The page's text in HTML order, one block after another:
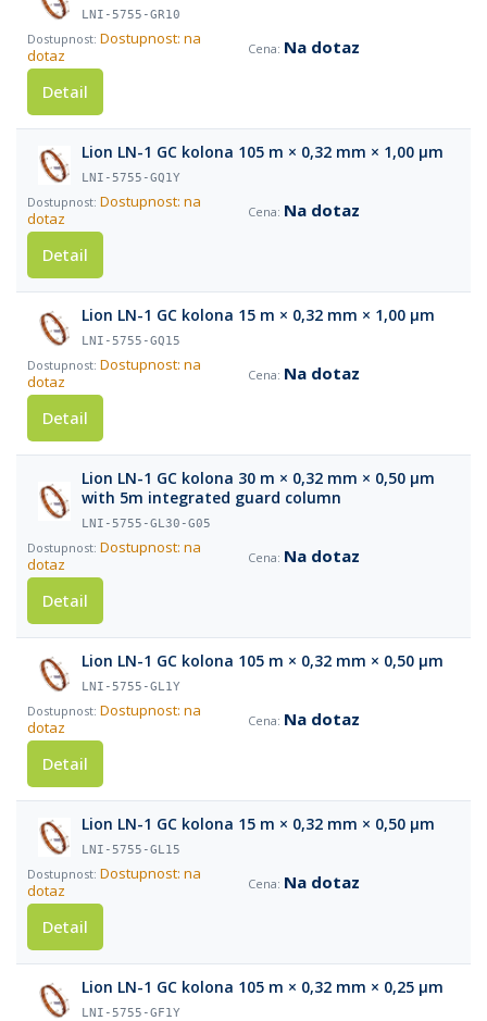
LNI-5755-GR10
Dostupnost: na
dotaz
Na dotaz
Detail
Lion LN-1 GC kolona 105 m × 0,32 mm × 1,00 µm
LNI-5755-GQ1Y
Dostupnost: na
dotaz
Na dotaz
Detail
Lion LN-1 GC kolona 15 m × 0,32 mm × 1,00 µm
LNI-5755-GQ15
Dostupnost: na
dotaz
Na dotaz
Detail
Lion LN-1 GC kolona 30 m × 0,32 mm × 0,50 µm
with 5m integrated guard column
LNI-5755-GL30-G05
Dostupnost: na
dotaz
Na dotaz
Detail
Lion LN-1 GC kolona 105 m × 0,32 mm × 0,50 µm
LNI-5755-GL1Y
Dostupnost: na
dotaz
Na dotaz
Detail
Lion LN-1 GC kolona 15 m × 0,32 mm × 0,50 µm
LNI-5755-GL15
Dostupnost: na
dotaz
Na dotaz
Detail
Lion LN-1 GC kolona 105 m × 0,32 mm × 0,25 µm
LNI-5755-GF1Y